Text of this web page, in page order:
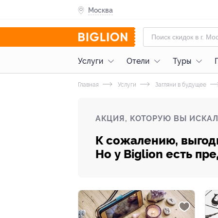
Москва
Услуги Отели Туры
Главная Услуги Загляни в будущее
АКЦИЯ, КОТОРУЮ ВЫ
К сожалению,
Но у Biglion есть